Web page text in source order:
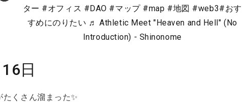
ター #オフィス #DAO #マップ #map #地図 #web3#おす
すめにのりたい ♬ Athletic Meet "Heaven and Hell" (No
Introduction) - Shinonome
日
たくさん溜まった✨